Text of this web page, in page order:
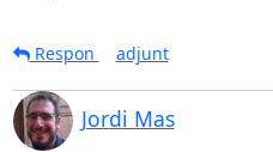
Respon
adjunt
Jordi Mas